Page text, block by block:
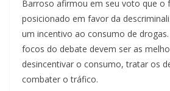
Barroso afirmou em seu voto que o
posicionado em favor da
um incentivo ao consumo de
focos do debate devem ser as
desincentivar o consumo, tratar os
combater o tráfico.